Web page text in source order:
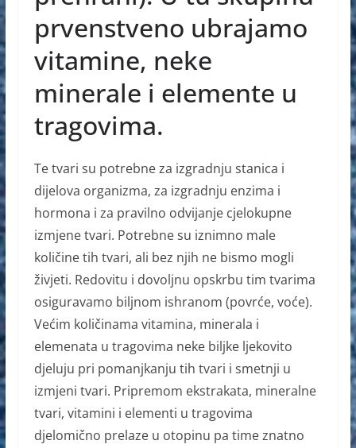
prvenstveno ubrajamo
vitamine, neke
minerale i elemente u
tragovima.
Te tvari su potrebne za izgradnju stanica i
dijelova organizma, za izgradnju enzima i
hormona i za pravilno odvijanje cjelokupne
izmjene tvari. Potrebne su iznimno male
količine tih tvari, ali bez njih ne bismo mogli
živjeti. Redovitu i dovoljnu opskrbu tim tvarima
osiguravamo biljnom ishranom (povrće, voće).
Većim količinama vitamina, minerala i
elemenata u tragovima neke biljke ljekovito
djeluju pri pomanjkanju tih tvari i smetnji u
izmjeni tvari. Pripremom ekstrakata, mineralne
tvari, vitamini i elementi u tragovima
djelomično prelaze u otopinu pa time znatno